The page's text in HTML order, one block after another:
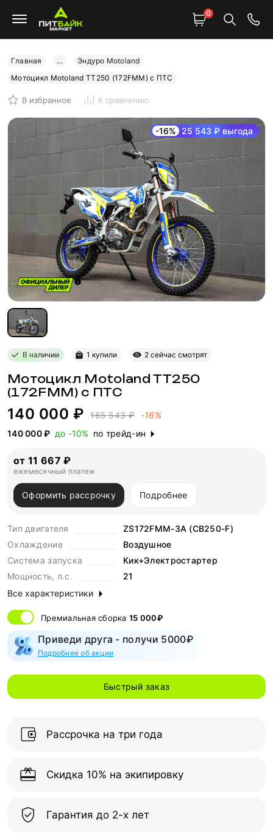
0
Главная ...
Эндуро Motoland
Мотоцикл Motoland TT250 (172FMM) с ПТС
В избранное К сравнению
-16% 25 543 ₽ выгода
В наличии 1 купили 2 сейчас смотрят
Мотоцикл Motoland TT250
(172FMM) с ПТС
140 000 ₽ 165 543 ₽
-16%
140 000 ₽ до -10% по трейд-ин
от 11 667 ₽
ежемесячный платеж
Оформить рассрочку Подробнее
Тип двигателя
ZS172FMM-3A (CB250-F)
Охлаждение
Воздушное
Система запуска
Кик+Электростартер
Мощность, л.с.
21
Все характеристики
Премиальная сборка 15 000₽
Приведи друга - получи 5000₽
Подробнее об акции
Быстрый заказ
Рассрочка на три года
Скидка 10% на экипировку
Гарантия до 2-х лет